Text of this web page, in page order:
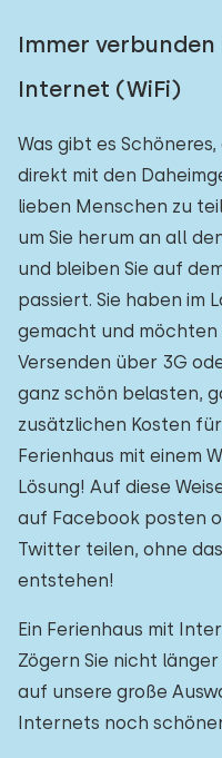
Immer verbunden
Internet (WiFi)
Was gibt es
direkt mit den
lieben Menschen zu
um Sie herum an all
und bleiben Sie auf
passiert. Sie haben im
gemacht und möchten
Versenden über 3G
ganz schön belasten,
zusätzlichen Kosten
Ferienhaus mit einem
Lösung! Auf diese
auf Facebook posten
Twitter teilen, ohne
entstehen!
Ein Ferienhaus mit
Zögern Sie nicht
auf unsere große
Internets noch